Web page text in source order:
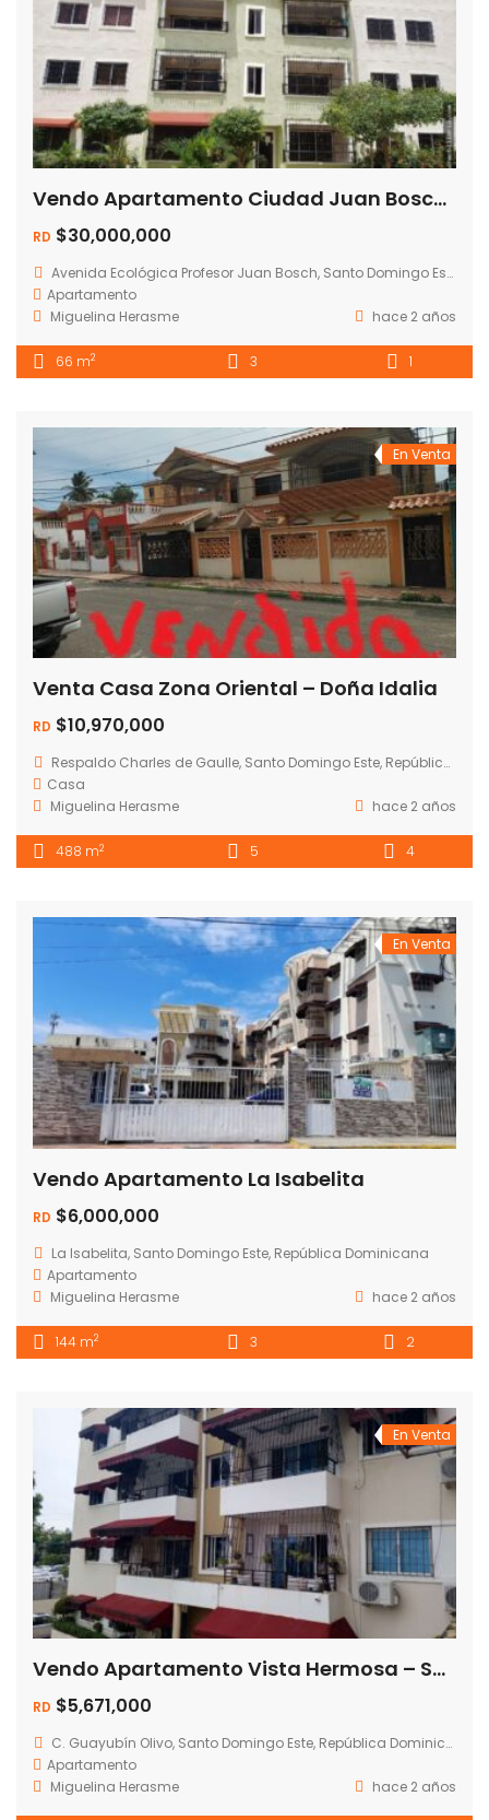
Vendo Apartamento Ciudad Juan Bosch – Ecologica
RD $30,000,000
Avenida Ecológica Profesor Juan Bosch, Santo Domingo Este, República Dominicana
Apartamento
Miguelina Herasme
hace 2 años
66 m2 3 1
En Venta
Venta Casa Zona Oriental – Doña Idalia
RD $10,970,000
Respaldo Charles de Gaulle, Santo Domingo Este, República Dominicana
Casa
Miguelina Herasme
hace 2 años
488 m2 5 4
En Venta
Vendo Apartamento La Isabelita
RD $6,000,000
La Isabelita, Santo Domingo Este, República Dominicana
Apartamento
Miguelina Herasme
hace 2 años
144 m2 3 2
En Venta
Vendo Apartamento Vista Hermosa – Santo Domingo Este
RD $5,671,000
C. Guayubín Olivo, Santo Domingo Este, República Dominicana
Apartamento
Miguelina Herasme
hace 2 años